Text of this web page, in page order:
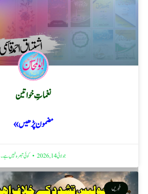
نغماتِ خواتین
مضمون پڑھیں »
جولائی 14, 2026 کوئی تبصرہ نہیں ہے۔
خبریں